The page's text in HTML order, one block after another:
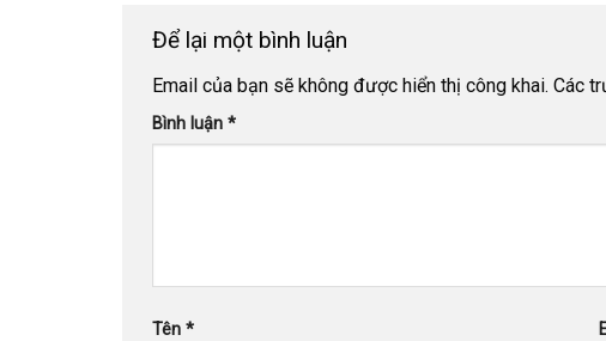
Để lại một bình luận
Email của bạn sẽ không được hiển thị công khai. Các
Bình luận *
Tên *